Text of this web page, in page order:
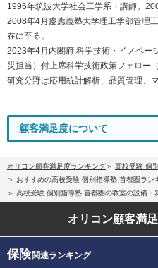
1996年筑波大学社会工学系・講師。
2008年4月慶應義塾大学理工学部管理
在に至る。
2023年4月内閣府 科学技術・イノベー
災担当）付上席科学技術政策フェロー（
研究分野は応用統計解析、品質管理、
顧客満足度について
オリコン顧客満足度ランキング
高校受験 個
おすすめの高校受験 個別指導塾 首都圏ラン
高校受験 個別指導塾 首都圏の教室の設備・
オリコン顧客満
保険関連ランキング